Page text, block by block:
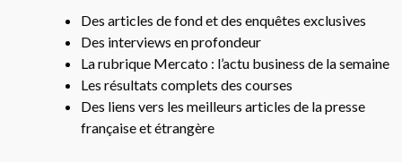
Des articles de fond et des enquêtes exclusives
Des interviews en profondeur
La rubrique Mercato : l’actu business de la semaine
Les résultats complets des courses
Des liens vers les meilleurs articles de la presse
française et étrangère